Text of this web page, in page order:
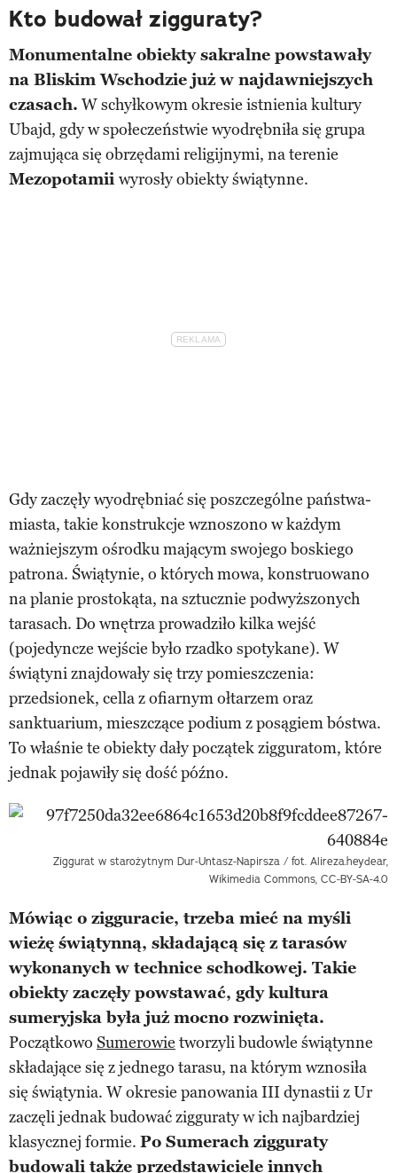
Kto budował zigguraty?
Monumentalne obiekty sakralne powstawały
na Bliskim Wschodzie już w najdawniejszych
czasach. W schyłkowym okresie istnienia kultury
Ubajd, gdy w społeczeństwie wyodrębniła się grupa
zajmująca się obrzędami religijnymi, na terenie
Mezopotamii wyrosły obiekty świątynne.
Gdy zaczęły wyodrębniać się poszczególne państwa-
miasta, takie konstrukcje wznoszono w każdym
ważniejszym ośrodku mającym swojego boskiego
patrona. Świątynie, o których mowa, konstruowano
na planie prostokąta, na sztucznie podwyższonych
tarasach. Do wnętrza prowadziło kilka wejść
(pojedyncze wejście było rzadko spotykane). W
świątyni znajdowały się trzy pomieszczenia:
przedsionek, cella z ofiarnym ołtarzem oraz
sanktuarium, mieszczące podium z posągiem bóstwa.
To właśnie te obiekty dały początek zigguratom, które
jednak pojawiły się dość późno.
Ziggurat w starożytnym Dur-Untasz-Napirsza / fot. Alireza.heydear,
Wikimedia Commons, CC-BY-SA-4.0
Mówiąc o zigguracie, trzeba mieć na myśli
wieżę świątynną, składającą się z tarasów
wykonanych w technice schodkowej. Takie
obiekty zaczęły powstawać, gdy kultura
sumeryjska była już mocno rozwinięta.
Początkowo Sumerowie tworzyli budowle świątynne
składające się z jednego tarasu, na którym wznosiła
się świątynia. W okresie panowania III dynastii z Ur
zaczęli jednak budować zigguraty w ich najbardziej
klasycznej formie. Po Sumerach zigguraty
budowali także przedstawiciele innych